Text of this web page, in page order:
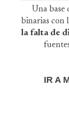
Una base
binarias con
la falta de
IR A